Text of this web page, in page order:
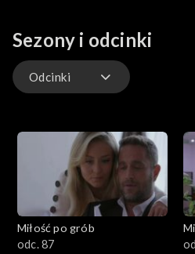
Sezony i odcinki
Odcinki
Miłość po grób
odc. 87